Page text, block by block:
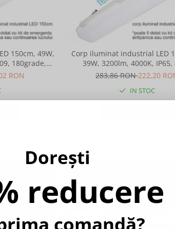
150cm, 49W,
180grade,
RON
Corp iluminat industrial LED
39W, 3200lm, 4000K, IP65,
180grade, Intelight
283,86 RON222,20
IN STOC
Dorești
reducere
comandă?